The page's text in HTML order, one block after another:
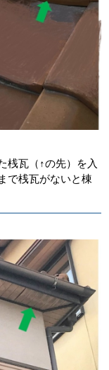
桟瓦（↑の先）を入
で桟瓦がないと棟